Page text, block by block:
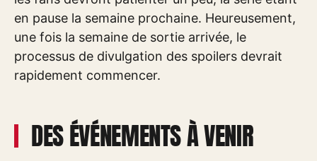
en pause la semaine prochaine. Heureusement,
une fois la semaine de sortie arrivée, le
processus de divulgation des spoilers devrait
rapidement commencer.
DES ÉVÉNEMENTS À VENIR